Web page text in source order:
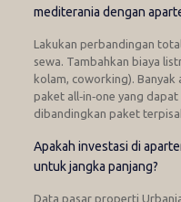
mediterania dengan
Lakukan perbandingan
sewa. Tambahkan biaya
kolam, coworking).
paket all‑in‑one yang
dibandingkan paket
Apakah investasi di
untuk jangka panjang?
Data pasar properti